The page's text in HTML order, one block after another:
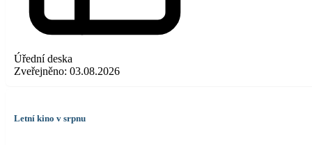
Úřední deska
Zveřejněno: 03.08.2026
Letní kino v srpnu